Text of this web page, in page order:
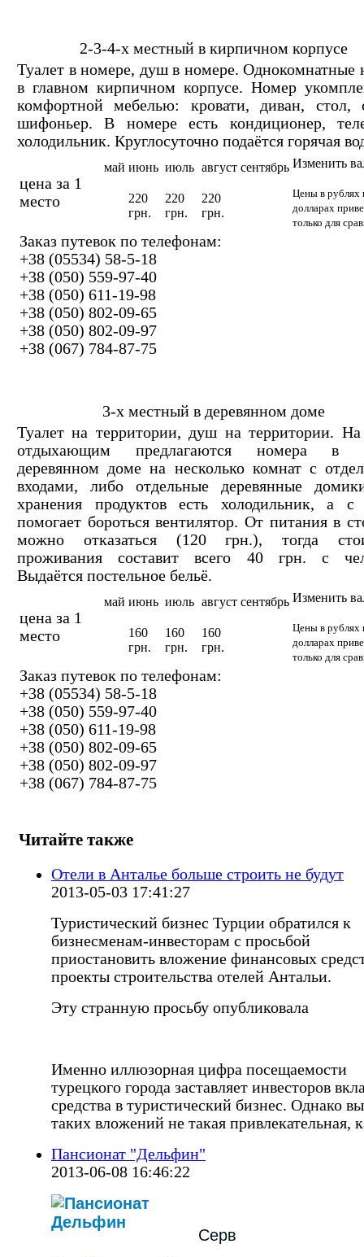
2-3-4-х местный в кирпичном корпусе
Туалет в номере, душ в номере. Однокомнатные
в главном кирпичном корпусе. Номер
комфортной мебелью: кровати, диван, стол,
шифоньер. В номере есть кондиционер,
холодильник. Круглосуточно подаётся горячая
цена за 1
место
май июнь июль август сентябрь Изменить
Цены в рублях
долларах
только для
220
грн.
220
грн.
220
грн.
Заказ путевок по телефонам:
+38 (05534) 58-5-18
+38 (050) 559-97-40
+38 (050) 611-19-98
+38 (050) 802-09-65
+38 (050) 802-09-97
+38 (067) 784-87-75
3-х местный в деревянном доме
Туалет на территории, душ на территории.
отдыхающим предлагаются номера в
деревянном доме на несколько комнат с
входами, либо отдельные деревянные
хранения продуктов есть холодильник, а с
помогает бороться вентилятор. От питания в
можно отказаться (120 грн.), тогда
проживания составит всего 40 грн. с
Выдаётся постельное бельё.
цена за 1
место
май июнь июль август сентябрь Изменить
Цены в рублях
долларах
только для
160
грн.
160
грн.
160
грн.
Заказ путевок по телефонам:
+38 (05534) 58-5-18
+38 (050) 559-97-40
+38 (050) 611-19-98
+38 (050) 802-09-65
+38 (050) 802-09-97
+38 (067) 784-87-75
Читайте также
Отели в Анталье больше строить не будут
2013-05-03 17:41:27
Туристический бизнес Турции обратился к
бизнесменам-инвесторам с просьбой
приостановить вложение финансовых
проекты строительства отелей Антальи.
Эту странную просьбу опубликовала
Именно иллюзорная цифра посещаемости
турецкого города заставляет инвесторов
средства в туристический бизнес. Однако
таких вложений не такая привлекательная,
Пансионат "Дельфин"
2013-06-08 16:46:22
Серв